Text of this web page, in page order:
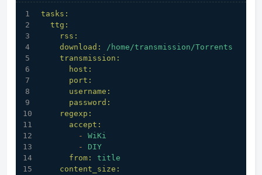
tasks:
ttg:
rss:
download:
/home/transmission/Torrents
transmission:
host:
port:
username:
password:
regexp:
accept:
-
WiKi
-
DIY
from:
title
content_size: